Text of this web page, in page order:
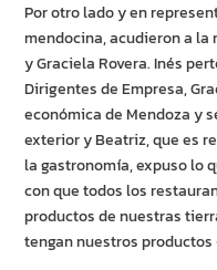
Por otro lado y en
mendocina, acudieron a la
y Graciela Rovera. Inés
Dirigentes de Empresa,
económica de Mendoza y
exterior y Beatriz, que es
la gastronomía, expuso lo
con que todos los
productos de nuestras
tengan nuestros productos